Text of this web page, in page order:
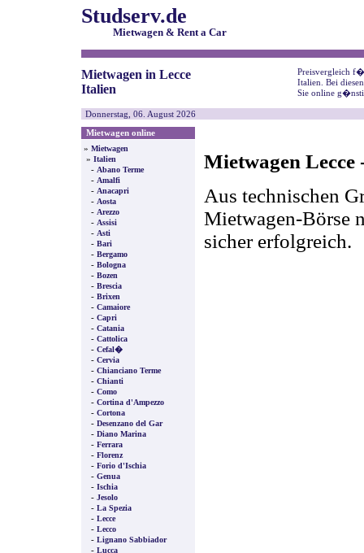
Studserv.de
Mietwagen & Rent a Car
Mietwagen in Lecce
Italien
Preisvergleich
Italien. Bei
Sie online
Donnerstag, 06. August 2026
Mietwagen online
» Mietwagen
» Italien
- Abano Terme
- Amalfi
- Anacapri
- Aosta
- Arezzo
- Assisi
- Asti
- Bari
- Bergamo
- Bologna
- Bozen
- Brescia
- Brixen
- Camaiore
- Capri
- Catania
- Cattolica
- Cefal�
- Cervia
- Chianciano Terme
- Chianti
- Como
- Cortina d'Ampezzo
- Cortona
- Desenzano del Gar
- Diano Marina
- Ferrara
- Florenz
- Forio d'Ischia
- Genua
- Ischia
- Jesolo
- La Spezia
- Lecce
- Lecco
- Lignano Sabbiador
- Lucca
Mietwagen Lecce
Aus technischen
Mietwagen-Börse
sicher erfolgreich.